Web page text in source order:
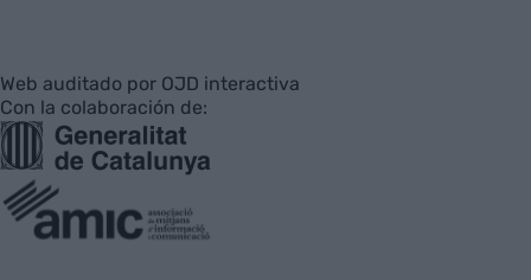
Web auditado por OJD interactiva
Con la colaboración de: